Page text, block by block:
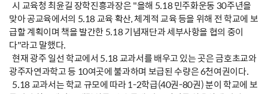
시 교육청 최윤길 장학진흥과장은 "올해 5.18 민주화운동 30주년을
맞아 공교육에서의 5.18 교육 확산, 체계적 교육 등을 위해 전 학교에 보
급할 계획이며 책을 발간한 5.18 기념재단과 세부사항을 협의 중이
다"라고 말했다.
현재 광주 일선 학교에서 5.18 교과서를 배우고 있는 곳은 금호초교와
광주자연과학고 등 10여곳에 불과하며 보급된 수량은 6천여권이다.
5.18 교과서는 학교 규모에 따라 1-2학급(40권-80권) 분이 학교에 보